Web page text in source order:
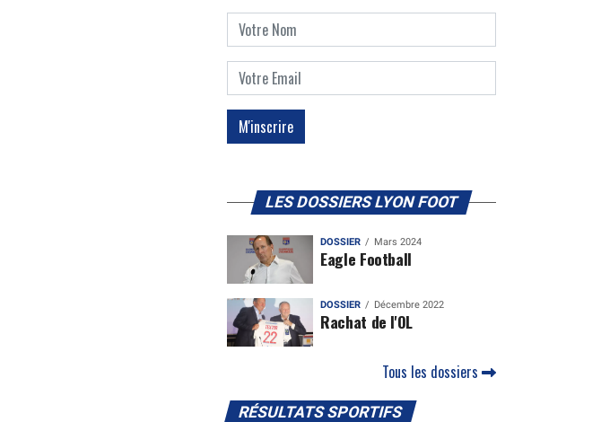
LES DOSSIERS LYON FOOT
DOSSIER Mars 2024
Eagle Football
DOSSIER Décembre 2022
Rachat de l'OL
Tous les dossiers
RÉSULTATS SPORTIFS